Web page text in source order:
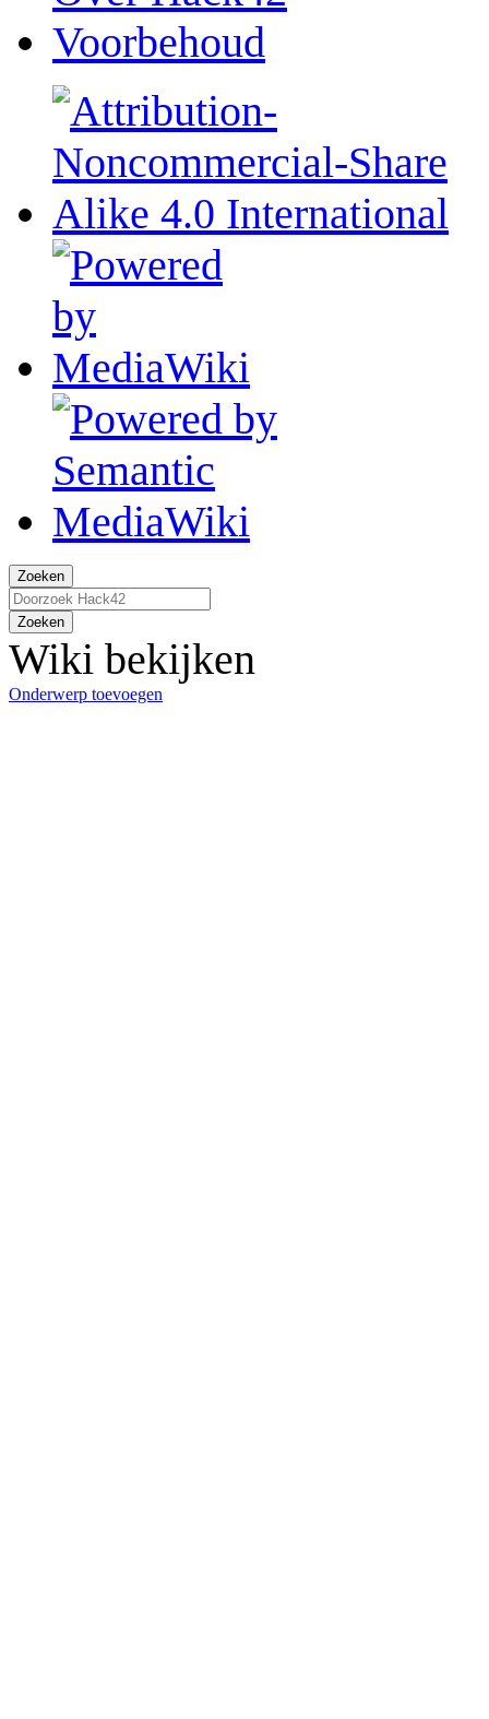
Voorbehoud
Zoeken
Zoeken
Wiki bekijken
Onderwerp toevoegen